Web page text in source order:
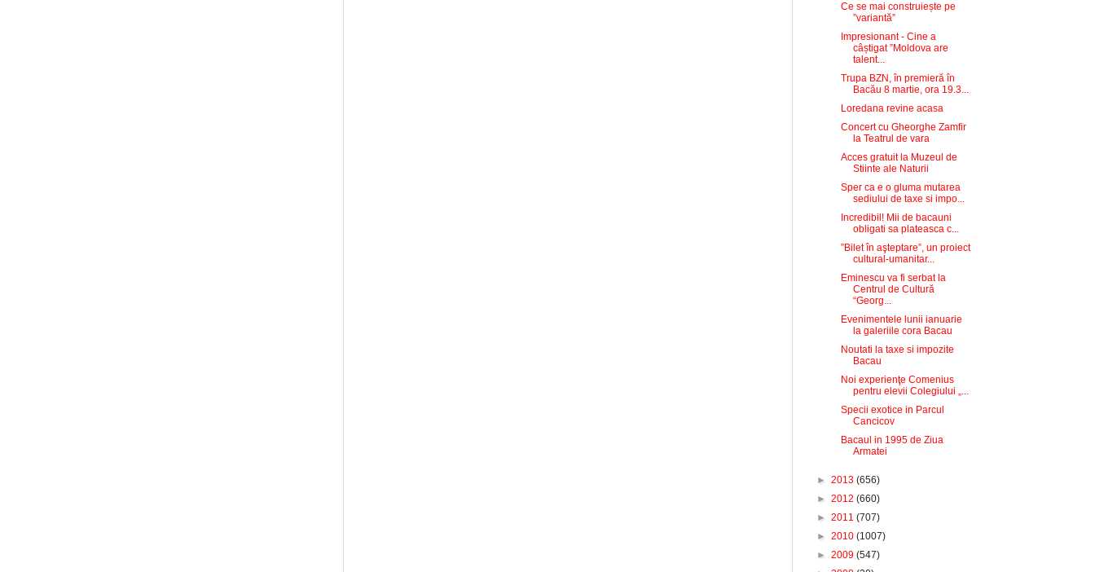
Ce se mai construiește pe
”variantă”
Impresionant - Cine a
câștigat ”Moldova are
talent...
Trupa BZN, în premieră în
Bacău 8 martie, ora 19.3...
Loredana revine acasa
Concert cu Gheorghe Zamfir
la Teatrul de vara
Acces gratuit la Muzeul de
Stiinte ale Naturii
Sper ca e o gluma mutarea
sediului de taxe si impo...
Incredibil! Mii de bacauni
obligati sa plateasca c...
”Bilet în aşteptare”, un proiect
cultural-umanitar...
Eminescu va fi serbat la
Centrul de Cultură
“Georg...
Evenimentele lunii ianuarie
la galeriile cora Bacau
Noutati la taxe si impozite
Bacau
Noi experienţe Comenius
pentru elevii Colegiului „...
Specii exotice in Parcul
Cancicov
Bacaul in 1995 de Ziua
Armatei
► 2013 (656)
► 2012 (660)
► 2011 (707)
► 2010 (1007)
► 2009 (547)